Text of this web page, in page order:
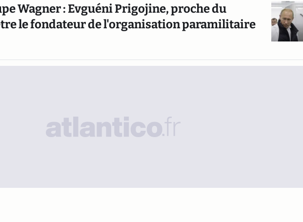
Wagner : Evguéni Prigojine, proche du
le fondateur de l'organisation paramilitaire